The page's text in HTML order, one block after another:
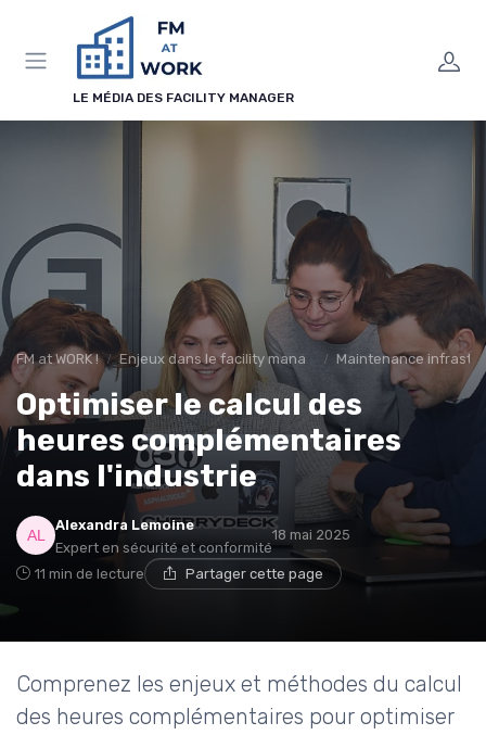
LE MÉDIA DES FACILITY MANAGER
FM at WORK ! Enjeux dans le facility management Maintenance
Optimiser le calcul des
heures complémentaires
dans l'industrie
Alexandra Lemoine
Expert en sécurité et conformité
18 mai 2025
11 min de lecture Partager cette page
Comprenez les enjeux et méthodes du calcul
des heures complémentaires pour optimiser
Panneau de gestion des cookies